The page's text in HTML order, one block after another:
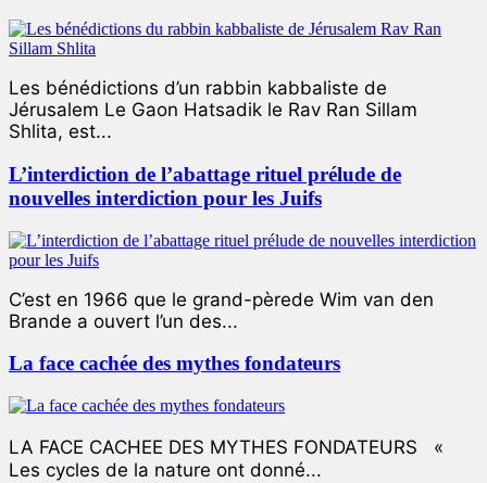
Les bénédictions d’un rabbin kabbaliste de
Jérusalem Le Gaon Hatsadik le Rav Ran Sillam
Shlita, est...
L’interdiction de l’abattage rituel prélude de
nouvelles interdiction pour les Juifs
C’est en 1966 que le grand-pèrede Wim van den
Brande a ouvert l’un des...
La face cachée des mythes fondateurs
LA FACE CACHEE DES MYTHES FONDATEURS «
Les cycles de la nature ont donné...